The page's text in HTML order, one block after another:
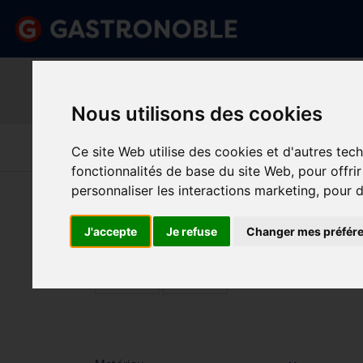
Nous utilisons des cookies
Ce site Web utilise des cookies et d'autres
fonctionnalités de base du site Web, pour offrir
personnaliser les interactions marketing, pour
J'accepte Je refuse Changer mes
Gamme complète de produits done Prix compétitifs
Table
Cuisine Froid
De Cuisson
Vous êtes ici:Accueil >Pièces détachées > Pièces
Prix